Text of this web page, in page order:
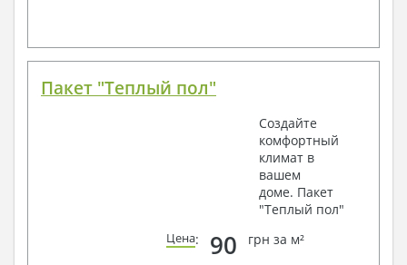
Пакет "Теплый пол"
Создайте
комфортный
климат в
вашем
доме. Пакет
"Теплый пол"
Цена: 90 грн за м²